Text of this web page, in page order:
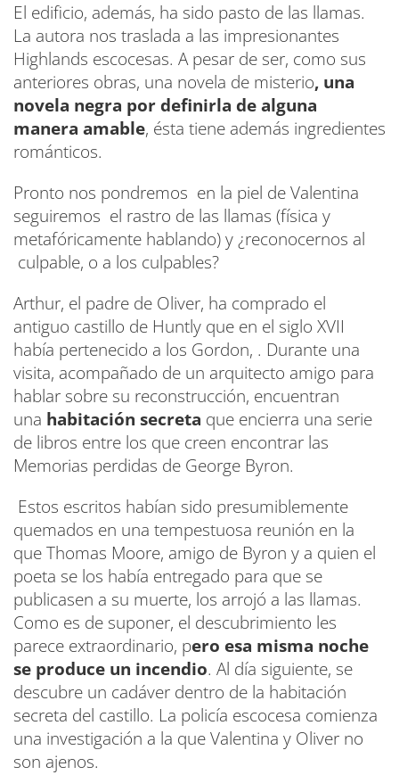
El edificio, además, ha sido pasto de las llamas.
La autora nos traslada a las impresionantes
Highlands escocesas. A pesar de ser, como sus
anteriores obras, una novela de misterio, una
novela negra por definirla de alguna
manera amable, ésta tiene además ingredientes
románticos.
Pronto nos pondremos en la piel de Valentina
seguiremos el rastro de las llamas (física y
metafóricamente hablando) y ¿reconocernos al
culpable, o a los culpables?
Arthur, el padre de Oliver, ha comprado el
antiguo castillo de Huntly que en el siglo XVII
había pertenecido a los Gordon, . Durante una
visita, acompañado de un arquitecto amigo para
hablar sobre su reconstrucción, encuentran
una habitación secreta que encierra una serie
de libros entre los que creen encontrar las
Memorias perdidas de George Byron.
Estos escritos habían sido presumiblemente
quemados en una tempestuosa reunión en la
que Thomas Moore, amigo de Byron y a quien el
poeta se los había entregado para que se
publicasen a su muerte, los arrojó a las llamas.
Como es de suponer, el descubrimiento les
parece extraordinario, pero esa misma noche
se produce un incendio. Al día siguiente, se
descubre un cadáver dentro de la habitación
secreta del castillo. La policía escocesa comienza
una investigación a la que Valentina y Oliver no
son ajenos.